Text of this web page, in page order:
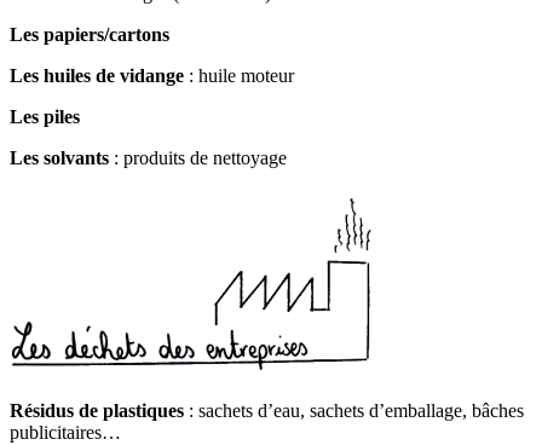
Les papiers/cartons
Les huiles de vidange : huile moteur
Les piles
Les solvants : produits de nettoyage
Résidus de plastiques : sachets d’eau, sachets d’emballage, bâches
publicitaires…